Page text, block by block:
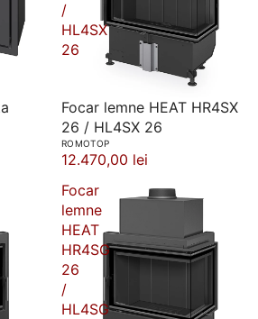
/
HL4SX
26
Focar lemne HEAT HR4SX
26 / HL4SX 26
ROMOTOP
12.470,00 lei
Focar
lemne
HEAT
HR4SG
26
/
HL4SG